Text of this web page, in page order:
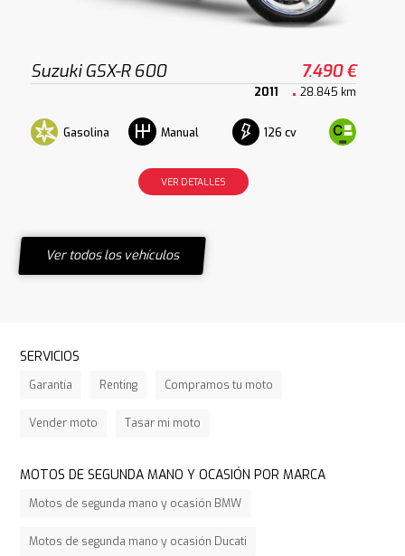
Suzuki GSX-R 600 7.490 €
2011 28.845 km
Gasolina Manual 126 cv
VER DETALLES
Ver todos los vehículos
SERVICIOS
Garantía Renting Compramos tu moto
Vender moto Tasar mi moto
MOTOS DE SEGUNDA MANO Y OCASIÓN POR MARCA
Motos de segunda mano y ocasión BMW
Motos de segunda mano y ocasión Ducati